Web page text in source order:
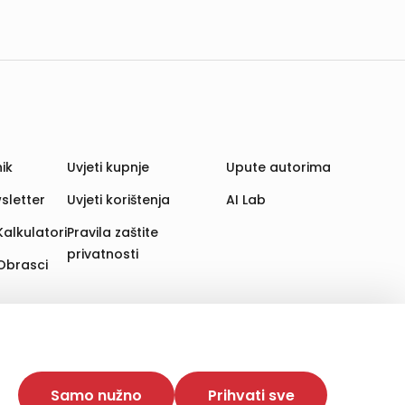
Time poboljšavamo korisničko iskustvo,
web stranica i uređaja u tu svrhu. Naši partneri
Samo nužno Prihvati sve
Uvjeti kupnje
Uvjeti korištenja
Pravila zaštite
privatnosti
Upute autorima
AI Lab